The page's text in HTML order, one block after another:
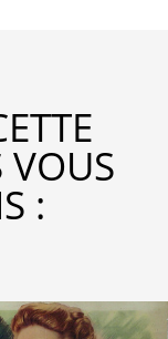
VOUS
: